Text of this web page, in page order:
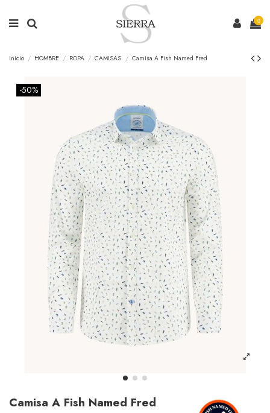
0
Inicio HOMBRE ROPA CAMISAS Camisa A Fish Named Fred
-50%
Camisa A Fish Named Fred